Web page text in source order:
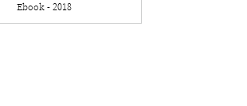
Ebook - 2018